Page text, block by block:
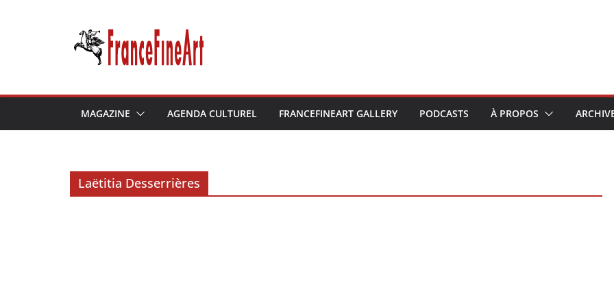
MAGAZINE AGENDA CULTUREL FRANCEFINEART GALLERY PODCASTS À PROPOS
Laëtitia Desserrières